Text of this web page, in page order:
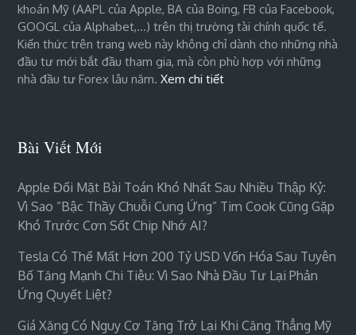
khoán Mỹ (AAPL của Apple, BA của Boing, FB của Facebook,
GOOGL của Alphabet,…) trên thị trường tài chính quốc tế.
Kiến thức trên trang web này không chỉ dành cho những nhà
đầu tư mới bắt đầu tham gia, mà còn phù hợp với những
nhà đầu tư Forex lâu năm.Xem chi tiết
Bài Viết Mới
Apple Đối Mặt Bài Toán Khó Nhất Sau Nhiều Thập Kỷ:
Vì Sao “bậc Thầy Chuỗi Cung Ứng” Tim Cook Cũng Gặp
Khó Trước Cơn Sốt Chip Nhớ AI?
Tesla Có Thể Mất Hơn 200 Tỷ USD Vốn Hóa Sau Tuyên
Bố Tăng Mạnh Chi Tiêu: Vì Sao Nhà Đầu Tư Lại Phản
Ứng Quyết Liệt?
Giá Xăng Có Nguy Cơ Tăng Trở Lại Khi Căng Thẳng Mỹ